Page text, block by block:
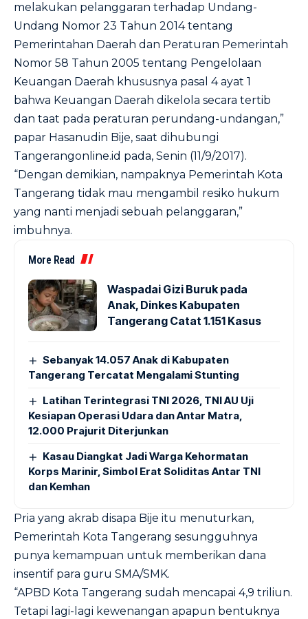
melakukan pelanggaran terhadap Undang-
Undang Nomor 23 Tahun 2014 tentang
Pemerintahan Daerah dan Peraturan Pemerintah
Nomor 58 Tahun 2005 tentang Pengelolaan
Keuangan Daerah khususnya pasal 4 ayat 1
bahwa Keuangan Daerah dikelola secara tertib
dan taat pada peraturan perundang-undangan,”
papar Hasanudin Bije, saat dihubungi
Tangerangonline.id pada, Senin (11/9/2017).
“Dengan demikian, nampaknya Pemerintah Kota
Tangerang tidak mau mengambil resiko hukum
yang nanti menjadi sebuah pelanggaran,”
imbuhnya.
More Read
Waspadai Gizi Buruk pada
Anak, Dinkes Kabupaten
Tangerang Catat 1.151 Kasus
Sebanyak 14.057 Anak di Kabupaten
Tangerang Tercatat Mengalami Stunting
Latihan Terintegrasi TNI 2026, TNI AU Uji
Kesiapan Operasi Udara dan Antar Matra,
12.000 Prajurit Diterjunkan
Kasau Diangkat Jadi Warga Kehormatan
Korps Marinir, Simbol Erat Soliditas Antar TNI
dan Kemhan
Pria yang akrab disapa Bije itu menuturkan,
Pemerintah Kota Tangerang sesungguhnya
punya kemampuan untuk memberikan dana
insentif para guru SMA/SMK.
“APBD Kota Tangerang sudah mencapai 4,9 triliun.
Tetapi lagi-lagi kewenangan apapun bentuknya